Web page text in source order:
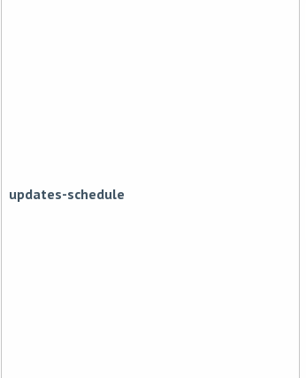
updates-schedule